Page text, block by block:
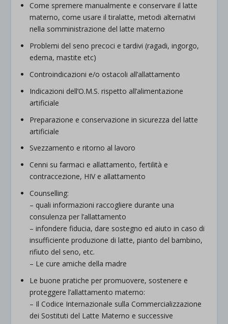
Come spremere manualmente e conservare il latte
materno, come usare il tiralatte, metodi alternativi
nella somministrazione del latte materno
Problemi del seno precoci e tardivi (ragadi, ingorgo,
edema, mastite etc)
Controindicazioni e/o ostacoli all’allattamento
Indicazioni dell’O.M.S. rispetto all’alimentazione
artificiale
Preparazione e conservazione in sicurezza del latte
artificiale
Svezzamento e ritorno al lavoro
Cenni su farmaci e allattamento, fertilità e
contraccezione, HIV e allattamento
Counselling:
– quali informazioni raccogliere durante una
consulenza per l’allattamento
– infondere fiducia, dare sostegno ed aiuto in caso di
insufficiente produzione di latte, pianto del bambino,
rifiuto del seno, etc.
– Le cure amiche della madre
Le buone pratiche per promuovere, sostenere e
proteggere l’allattamento materno:
– Il Codice Internazionale sulla Commercializzazione
dei Sostituti del Latte Materno e successive